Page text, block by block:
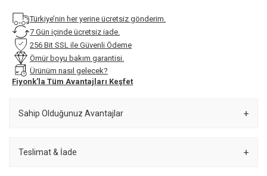
Türkiye’nin her yerine ücretsiz gönderim.
7 Gün içinde ücretsiz iade.
256 Bit SSL ile Güvenli Ödeme
Ömür boyu bakım garantisi.
Ürünüm nasıl gelecek?
Fiyonk’la Tüm Avantajları Keşfet
Sahip Olduğunuz Avantajlar
Teslimat & İade